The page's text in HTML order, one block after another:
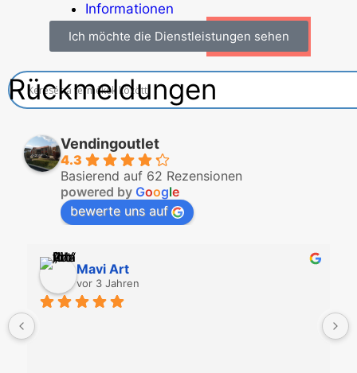
Informationen
Kontakt
Ich möchte die Dienstleistungen sehen
Rückmeldungen
Vendingoutlet
4.3
Basierend auf 62 Rezensionen
powered by Google
bewerte uns auf
Mavi Art
vor 3 Jahren